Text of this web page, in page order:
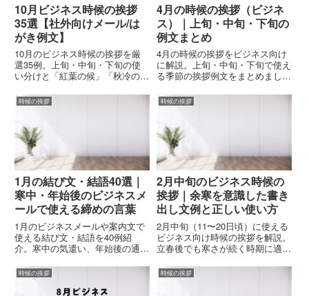
10月ビジネス時候の挨拶
35選【社外向けメール/は
がき例文】
10月のビジネス時候の挨拶を厳
選35例。上旬・中旬・下旬の使
い分けと「紅葉の候」「秋冷の
がき向け文例、NG表現も解説。
4月の時候の挨拶（ビジネ
ス）｜上旬・中旬・下旬の
例文まとめ
4月の時候の挨拶をビジネス向け
に解説。上旬・中旬・下旬で使え
る季節の挨拶例文をまとめまし
どで使える丁寧な文章例を紹介し
ます。
時候の挨拶
1月の結び文・結語40選｜
寒中・年始後のビジネスメ
ールで使える締めの言葉
1月のビジネスメールや案内文で
使える結び文・結語を40例紹
介。寒中の気遣い、年始後の通常
めの言葉とNG表現をわかりやす
く解説します。
時候の挨拶
2月中旬のビジネス時候の
挨拶｜余寒を意識した書き
出し文例と正しい使い方
2月中旬（11〜20日頃）に使える
ビジネス向け時候の挨拶を解説。
立春後でも寒さが続く時期に適し
と、社外メール・文書で安全に使
える書き出し文例を紹介します。
時候の挨拶 時候の挨拶